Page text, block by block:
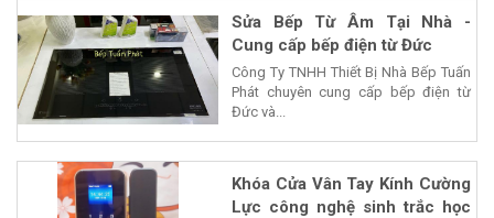
Sửa Bếp Từ Âm Tại Nhà -
Cung cấp bếp điện từ Đức
Công Ty TNHH Thiết Bị Nhà Bếp Tuấn
Phát chuyên cung cấp bếp điện từ
Đức và...
Khóa Cửa Vân Tay Kính Cường
Lực công nghệ sinh trắc học